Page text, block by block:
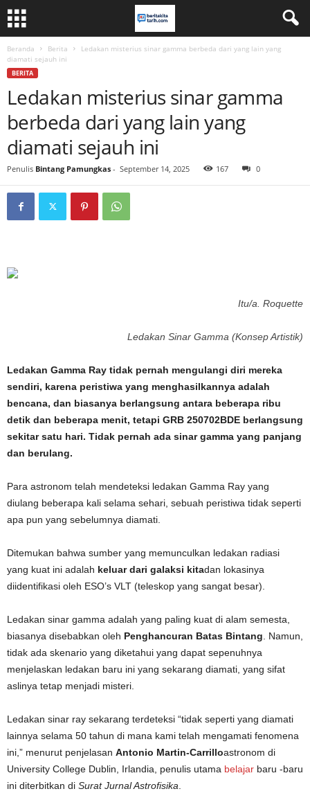
Beranda Berita
Ledakan misterius sinar gamma berbeda dari yang lain yang
diamati sejauh ini
BERITA
Ledakan misterius sinar gamma
berbeda dari yang lain yang
diamati sejauh ini
Penulis Bintang Pamungkas - September 14, 2025 167 0
Itu/a. Roquette
Ledakan Sinar Gamma (Konsep Artistik)
Ledakan Gamma Ray tidak pernah mengulangi diri mereka
sendiri, karena peristiwa yang menghasilkannya adalah
bencana, dan biasanya berlangsung antara beberapa ribu
detik dan beberapa menit, tetapi GRB 250702BDE berlangsung
sekitar satu hari. Tidak pernah ada sinar gamma yang panjang
dan berulang.
Para astronom telah mendeteksi ledakan Gamma Ray yang
diulang beberapa kali selama sehari, sebuah peristiwa tidak seperti
apa pun yang sebelumnya diamati.
Ditemukan bahwa sumber yang memunculkan ledakan radiasi
yang kuat ini adalah keluar dari galaksi kitadan lokasinya
diidentifikasi oleh ESO’s VLT (teleskop yang sangat besar).
Ledakan sinar gamma adalah yang paling kuat di alam semesta,
biasanya disebabkan oleh Penghancuran Batas Bintang . Namun,
tidak ada skenario yang diketahui yang dapat sepenuhnya
menjelaskan ledakan baru ini yang sekarang diamati, yang sifat
aslinya tetap menjadi misteri.
Ledakan sinar ray sekarang terdeteksi “tidak seperti yang diamati
lainnya selama 50 tahun di mana kami telah mengamati fenomena
ini,” menurut penjelasan Antonio Martin-Carrilloastronom di
University College Dublin, Irlandia, penulis utama belajar baru -baru
ini diterbitkan di Surat Jurnal Astrofisika